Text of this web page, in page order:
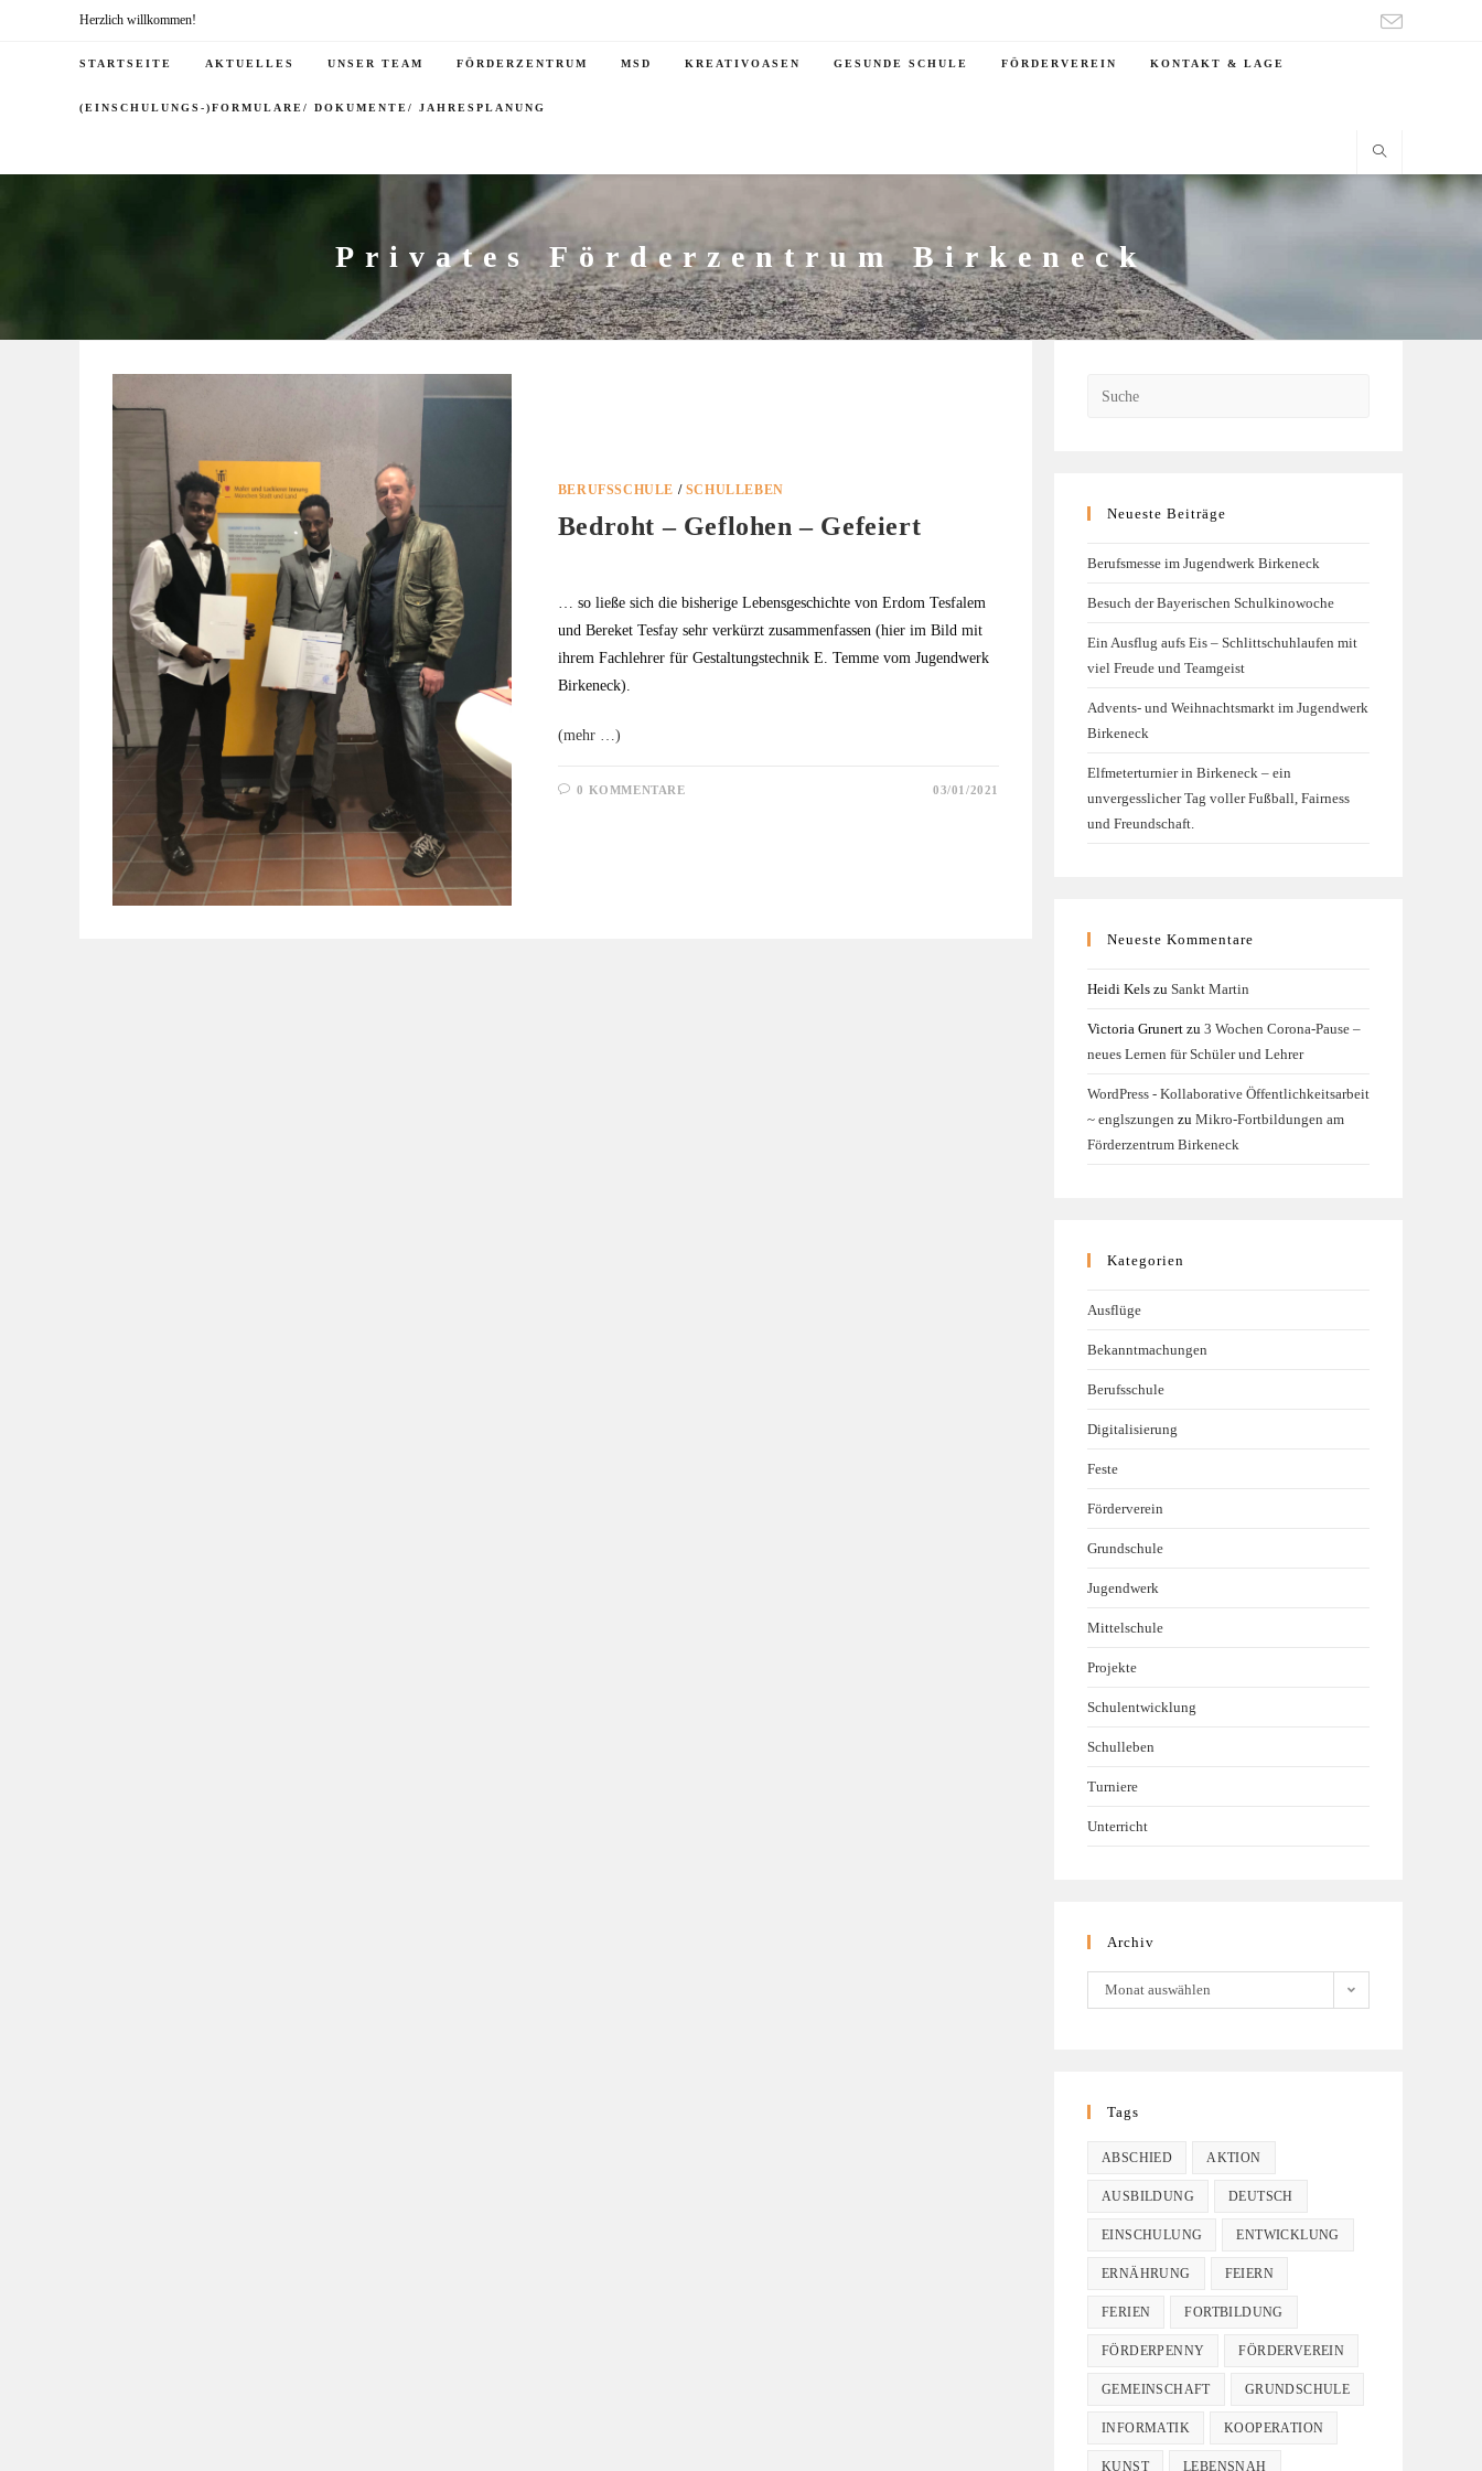
Herzlich willkommen!
STARTSEITE AKTUELLES UNSER TEAM FÖRDERZENTRUM MSD KREATIVOASEN GESUNDE SCHULE FÖRDERVEREIN KONTAKT & LAGE
(EINSCHULUNGS-)FORMULARE/ DOKUMENTE/ JAHRESPLANUNG
Privates Förderzentrum Birkeneck
BERUFSSCHULE / SCHULLEBEN
Bedroht – Geflohen – Gefeiert
… so ließe sich die bisherige Lebensgeschichte von Erdom Tesfalem
und Bereket Tesfay sehr verkürzt zusammenfassen (hier im Bild mit
ihrem Fachlehrer für Gestaltungstechnik E. Temme vom Jugendwerk
Birkeneck).
(mehr …)
0 KOMMENTARE 03/01/2021
Neueste Beiträge
Berufsmesse im Jugendwerk Birkeneck
Besuch der Bayerischen Schulkinowoche
Ein Ausflug aufs Eis – Schlittschuhlaufen mit
viel Freude und Teamgeist
Advents- und Weihnachtsmarkt im Jugendwerk
Birkeneck
Elfmeterturnier in Birkeneck – ein
unvergesslicher Tag voller Fußball, Fairness
und Freundschaft.
Neueste Kommentare
Heidi Kels zu Sankt Martin
Victoria Grunert zu 3 Wochen Corona-Pause –
neues Lernen für Schüler und Lehrer
WordPress - Kollaborative Öffentlichkeitsarbeit
~ englszungen zu Mikro-Fortbildungen am
Förderzentrum Birkeneck
Kategorien
Ausflüge
Bekanntmachungen
Berufsschule
Digitalisierung
Feste
Förderverein
Grundschule
Jugendwerk
Mittelschule
Projekte
Schulentwicklung
Schulleben
Turniere
Unterricht
Archiv
Monat auswählen
Tags
ABSCHIED AKTION
AUSBILDUNG DEUTSCH
EINSCHULUNG ENTWICKLUNG
ERNÄHRUNG FEIERN
FERIEN FORTBILDUNG
FÖRDERPENNY FÖRDERVEREIN
GEMEINSCHAFT GRUNDSCHULE
INFORMATIK KOOPERATION
KUNST LEBENSNAH